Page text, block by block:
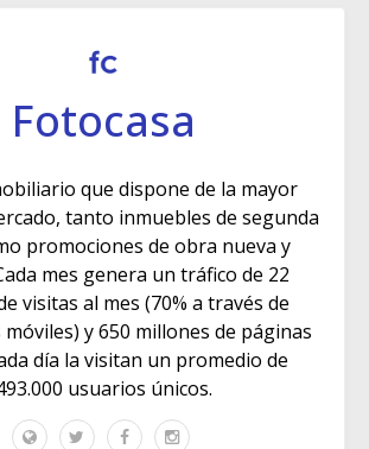
Fotocasa
que dispone de la mayor
tanto inmuebles de segunda
promociones de obra nueva y
mes genera un tráfico de 22
visitas al mes (70% a través de
y 650 millones de páginas
día la visitan un promedio de
usuarios únicos.